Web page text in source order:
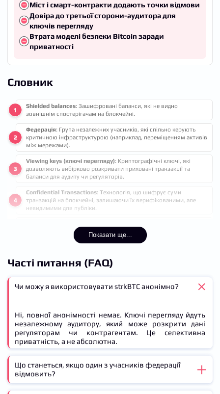
Міст і смарт-контракти додають точки відмови
Довіра до третьої сторони-аудитора для
ключів перегляду
Втрата моделі безпеки Bitcoin заради
приватності
Словник
Shielded balances: Зашифровані баланси, які не видно
зовнішнім спостерігачам на блокчейні.
Федерація: Група незалежних учасників, які спільно керують
критичною інфраструктурою (наприклад, переміщенням активів
між мережами).
Viewing keys (ключі перегляду): Криптографічні ключі, які
дозволяють вибірково розкривати приховані транзакції та
баланси для аудиту чи регуляторів.
Confidential Transactions: Технологія, що шифрує суми
транзакцій на блокчейні, залишаючи їх верифікованими, але
невидимими для публіки.
Bitcoin публікувати одну адресу, але кожен платіж надходить на
унікальну ончейн-адресу.
Показати ще...
Часті питання (FAQ)
Чи можу я використовувати strkBTC анонімно?
Ні, повної анонімності немає. Ключі перегляду йдуть
незалежному аудитору, який може розкрити дані
регуляторам чи контрагентам. Це селективна
приватність, а не абсолютна.
Що станеться, якщо один з учасників федерації
відмовить?